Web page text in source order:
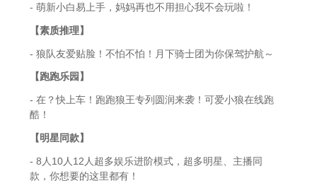
- 萌新小白易上手，妈妈再也不用担心我不会玩啦！
【素质推理】
- 狼队友爱贴脸！不怕不怕！月下骑士团为你保驾护航～
【跑跑乐园】
- 在？快上车！跑跑狼王专列圆润来袭！可爱小狼在线跑
酷！
【明星同款】
- 8人10人12人超多娱乐进阶模式，超多明星、主播同
款，你想要的这里都有！